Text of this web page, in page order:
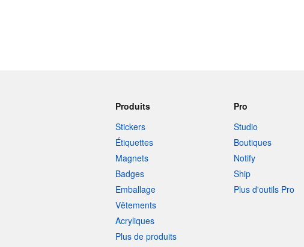
Produits
Stickers
Étiquettes
Magnets
Badges
Emballage
Vêtements
Acryliques
Plus de produits
Pro
Studio
Boutiques
Notify
Ship
Plus d'outils Pro